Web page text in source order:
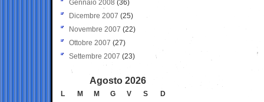
Gennaio 2008 (36)
Dicembre 2007 (25)
Novembre 2007 (22)
Ottobre 2007 (27)
Settembre 2007 (23)
Agosto 2026
L M M G V S
D